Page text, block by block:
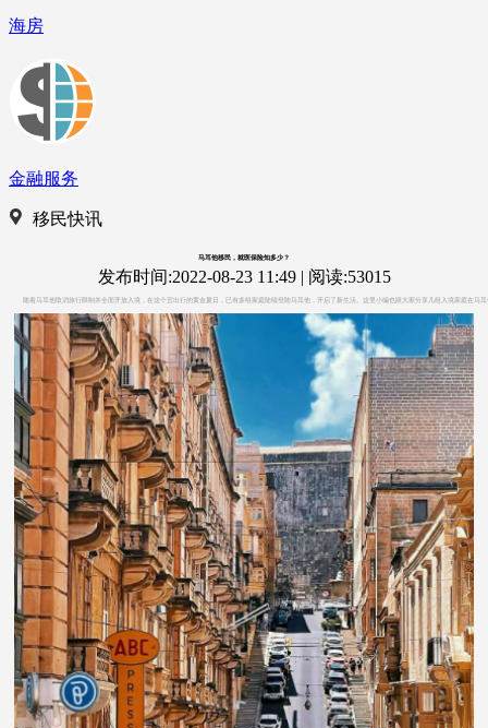
海房
金融服务
移民快讯
马耳他移民，就医保险知多少？
发布时间:2022-08-23 11:49 | 阅读:53015
随着马耳他取消旅行限制并全面开放入境，在这个宜出行的黄金夏日，已有多组家庭陆续登陆马耳他，开启了新生活。这里小编也跟大家分享几组入境家庭在马